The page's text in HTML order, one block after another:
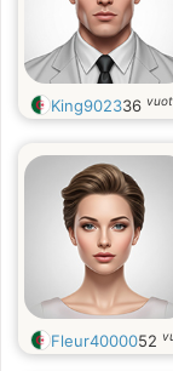
King902336
Fleur4000052